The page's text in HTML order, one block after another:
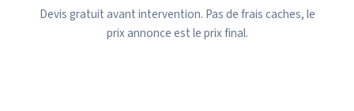
Devis gratuit avant intervention. Pas de frais caches, le
prix annonce est le prix final.